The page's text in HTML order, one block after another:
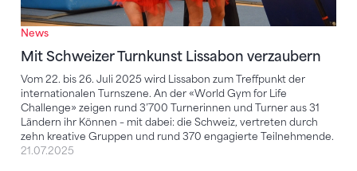
News
Mit Schweizer Turnkunst Lissabon verzaubern
Vom 22. bis 26. Juli 2025 wird Lissabon zum Treffpunkt der
internationalen Turnszene. An der «World Gym for Life
Challenge» zeigen rund 3’700 Turnerinnen und Turner aus 31
Ländern ihr Können – mit dabei: die Schweiz, vertreten durch
zehn kreative Gruppen und rund 370 engagierte Teilnehmende.
21.07.2025